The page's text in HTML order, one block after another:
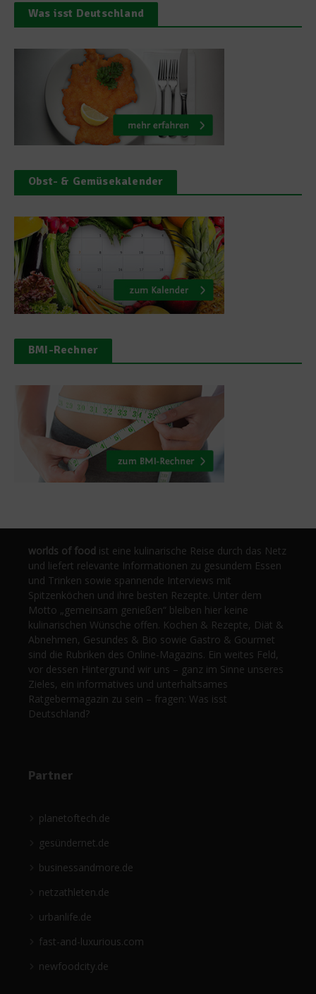
Was isst Deutschland
Obst- & Gemüsekalender
BMI-Rechner
worlds of food ist eine kulinarische Reise durch das Netz
und liefert relevante Informationen zu gesundem Essen
und Trinken sowie spannende Interviews mit
Spitzenköchen und ihre besten Rezepte. Unter dem
Motto „gemeinsam genießen“ bleiben hier keine
kulinarischen Wünsche offen. Kochen & Rezepte, Diät &
Abnehmen, Gesundes & Bio sowie Gastro & Gourmet
sind die Rubriken des Online-Magazins. Ein weites Feld,
vor dessen Hintergrund wir uns – ganz im Sinne unseres
Zieles, ein informatives und unterhaltsames
Ratgebermagazin zu sein – fragen: Was isst
Deutschland?
Partner
planetoftech.de
gesündernet.de
businessandmore.de
netzathleten.de
urbanlife.de
fast-and-luxurious.com
newfoodcity.de